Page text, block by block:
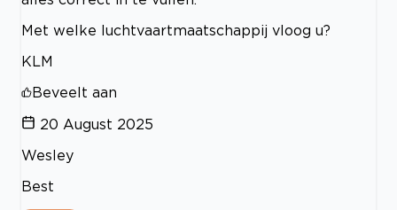
Met welke luchtvaartmaatschappij vloog u?
KLM
Beveelt aan
20 August 2025
Wesley
Best